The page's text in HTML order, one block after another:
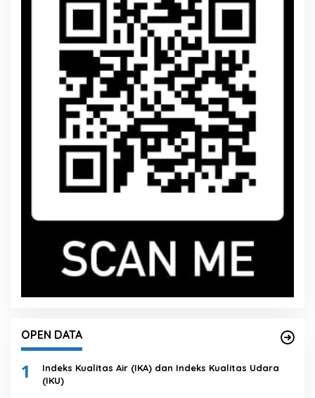
OPEN DATA
1
Indeks Kualitas Air (IKA) dan Indeks Kualitas Udara
(IKU)